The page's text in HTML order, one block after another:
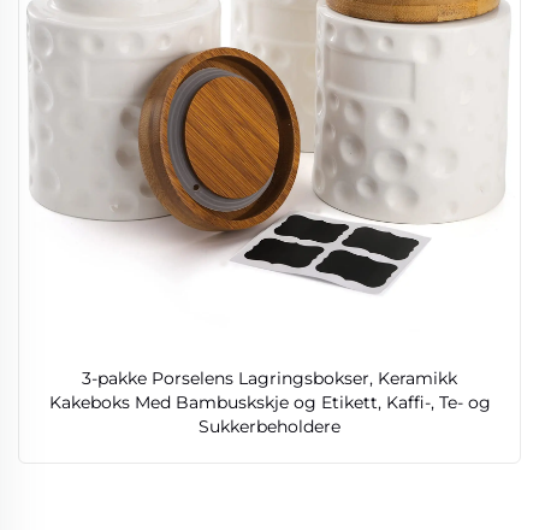
3-pakke Porselens Lagringsbokser, Keramikk
Kakeboks Med Bambuskskje og Etikett, Kaffi-, Te- og
Sukkerbeholdere